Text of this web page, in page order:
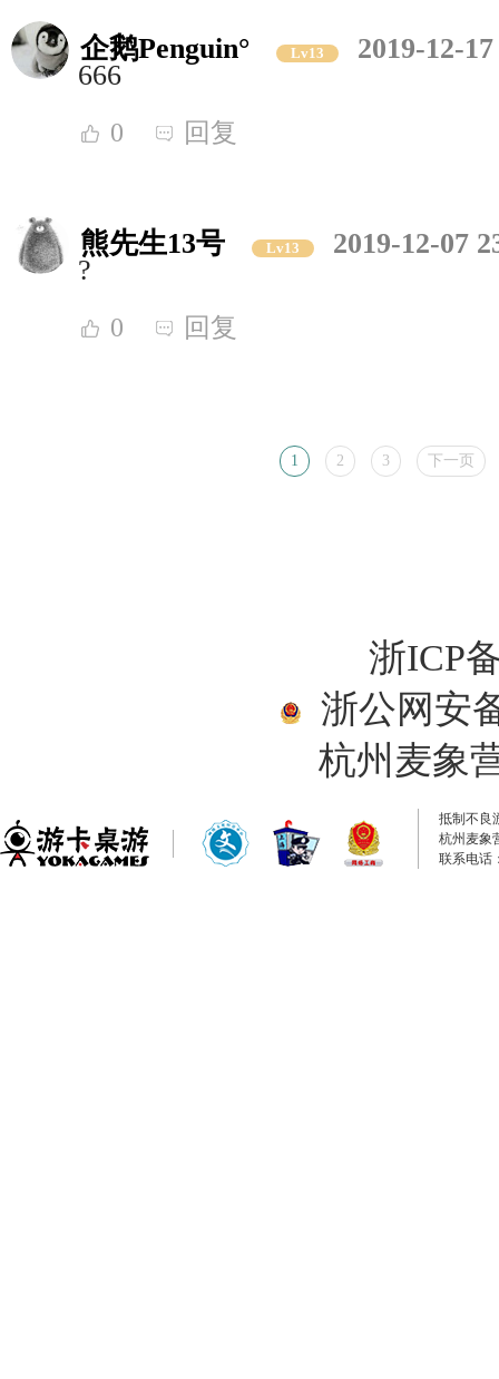
企鹅Penguin° Lv13
2019-12-
666
0 回复
熊先生13号 Lv13
2019-12-07
?
0 回复
1 2 3 下一页
浙ICP
浙公网安
杭州麦象
抵制不良
杭州麦象
联系电话